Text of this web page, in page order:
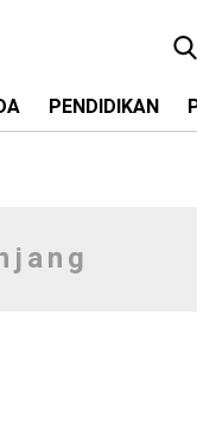
PENDIDIKAN